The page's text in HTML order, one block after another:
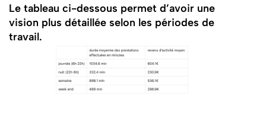
Le tableau ci-dessous permet d’avoir une
vision plus détaillée selon les périodes de
travail.